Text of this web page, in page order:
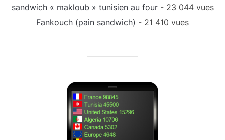
sandwich « makloub » tunisien au four- 23 044 vues
Fankouch (pain sandwich) - 21 410 vues